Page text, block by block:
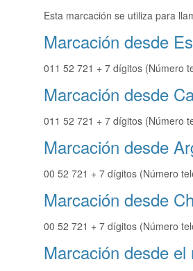
Esta marcación se utiliza para
Marcación desde
011 52 721 + 7 dígitos (Número
Marcación desde
011 52 721 + 7 dígitos (Número
Marcación desde
00 52 721 + 7 dígitos (Número
Marcación desde
00 52 721 + 7 dígitos (Número
Marcación desde